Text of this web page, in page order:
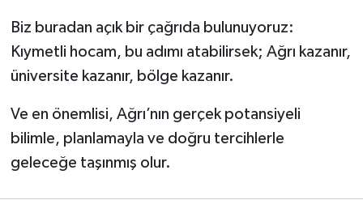
Biz buradan açık bir çağrıda bulunuyoruz:
Kıymetli hocam, bu adımı atabilirsek; Ağrı kazanır,
üniversite kazanır, bölge kazanır.
Ve en önemlisi, Ağrı’nın gerçek potansiyeli
bilimle, planlamayla ve doğru tercihlerle
geleceğe taşınmış olur.